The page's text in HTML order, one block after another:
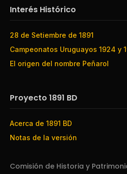
Interés Histórico
28 de Setiembre de 1891
Campeonatos Uruguayos 1924 y
El origen del nombre Peñarol
Proyecto 1891 BD
Acerca de 1891 BD
Notas de la versión
Comisión de Historia y